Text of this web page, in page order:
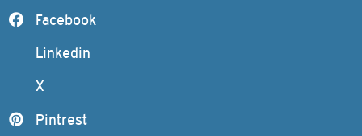
Facebook
Linkedin
X
Pintrest